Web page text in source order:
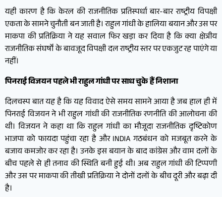
यही कारण है कि केरल की राजनीतिक प्रतिस्पर्धा बार-बार राष्ट्रीय विपक्षी
एकता के सामने चुनौती बन जाती है। राहुल गांधी के हालिया बयान और उस पर
माकपा की प्रतिक्रिया ने यह सवाल फिर खड़ा कर दिया है कि क्या क्षेत्रीय
राजनीतिक संघर्षों के बावजूद विपक्षी दल राष्ट्रीय स्तर पर एकजुट रह पाएंगे या
नहीं।
पिनराई विजयन पहले भी राहुल गांधी पर साध चुके हैं निशाना
दिलचस्प बात यह है कि यह विवाद ऐसे समय सामने आया है जब हाल ही में
पिनराई विजयन ने भी राहुल गांधी की राजनीतिक रणनीति की आलोचना की
थी। विजयन ने कहा था कि राहुल गांधी का मौजूदा राजनीतिक दृष्टिकोण
भाजपा को फायदा पहुंचा रहा है और INDIA गठबंधन को मजबूत करने के
बजाय कमजोर कर रहा है। उनके इस बयान के बाद कांग्रेस और वाम दलों के
बीच पहले से ही तनाव की स्थिति बनी हुई थी। अब राहुल गांधी की टिप्पणी
और उस पर माकपा की तीखी प्रतिक्रिया ने दोनों दलों के बीच दूरी और बढ़ा दी
है।